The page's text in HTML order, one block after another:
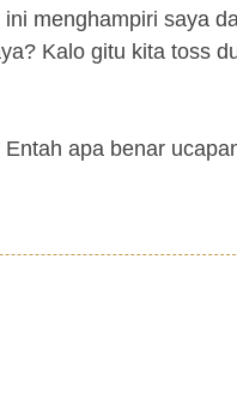
menghampiri saya
Kalo gitu kita toss
apa benar